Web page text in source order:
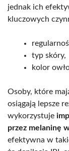
jednak ich
kluczowych
typ skóry,
kolor
Osoby, które
osiągają lepsze
wykorzystuje
przez melaninę
efektywna w